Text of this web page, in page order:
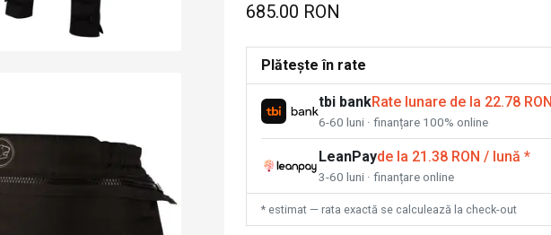
685.00 RON
Plătește în rate
tbi bankRate lunare de la 22.78 RON
6-60 luni · finanțare 100% online
LeanPayde la 21.38 RON / lună *
3-60 luni · finanțare online
* estimat — rata exactă se calculează la check-out